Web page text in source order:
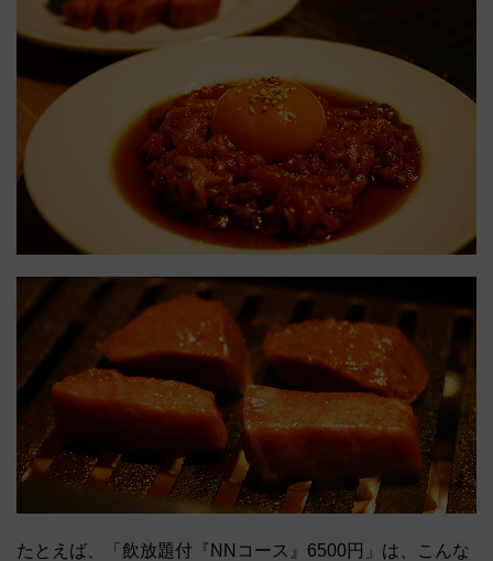
たとえば、「飲放題付『NNコース』6500円」は、こんな